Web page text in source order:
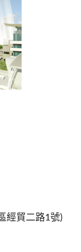
經貿二路1號)